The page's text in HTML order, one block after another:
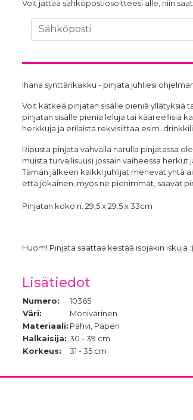
Voit jättää sähköpostiosoitteesi alle, niin
Ihana synttärikakku - pinjata juhliesi
Voit kätkeä pinjatan sisälle pieniä yllätyksiä
pinjatan sisälle pieniä leluja tai kääreellisiä
herkkuja ja erilaista rekvisiittaa esim.
Ripusta pinjata vahvalla narulla pinjatassa
muista turvallisuus) jossain vaiheessa
Tämän jälkeen kaikki juhlijat menevät yhtä
että jokainen, myös ne pienimmät, saavat
Pinjatan koko n. 29,5 x 29.5 x 33cm
Huom! Pinjata saattaa kestää isojakin iskuja :)
Lisätiedot
Numero:
10365
Väri:
Monivärinen
Materiaali: Pahvi, Paperi
Halkaisija: 30 - 39 cm
Korkeus:
31 - 35 cm